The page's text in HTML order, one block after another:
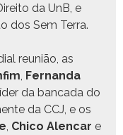
da UnB, e
dos Sem Terra.
reunião, as
Fer­nan­da
líder da ban­ca­da do
da CCJ, e os
Chico Alen­car e